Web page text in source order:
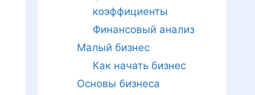
коэффициенты
Финансовый анализ
Малый бизнес
Как начать бизнес
Основы бизнеса